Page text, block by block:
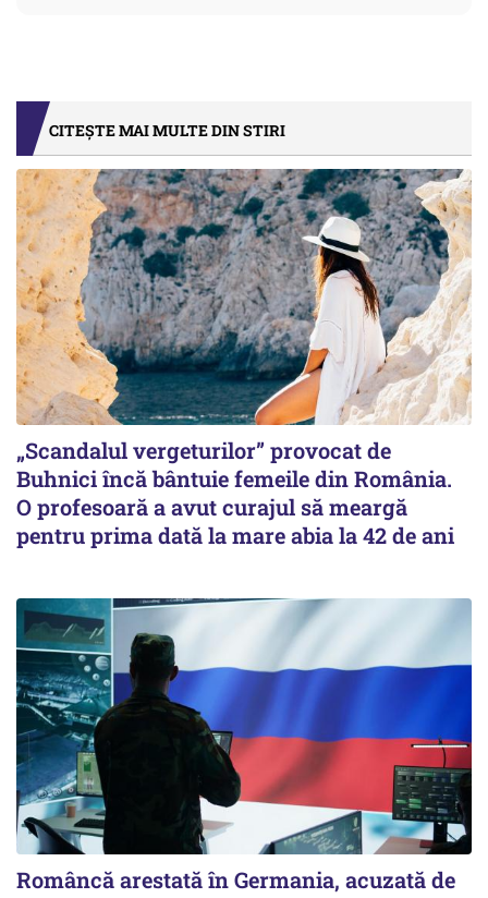
CITEȘTE MAI MULTE DIN STIRI
„Scandalul vergeturilor” provocat de
Buhnici încă bântuie femeile din România.
O profesoară a avut curajul să meargă
pentru prima dată la mare abia la 42 de ani
Româncă arestată în Germania, acuzată de